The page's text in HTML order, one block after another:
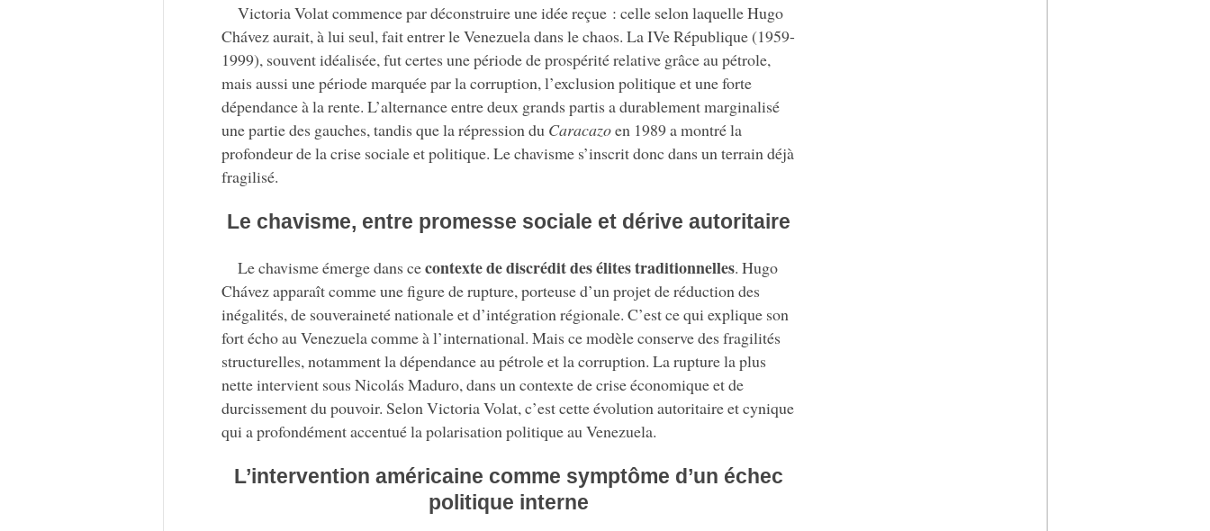
Victoria Volat commence par déconstruire une idée reçue : celle selon laquelle Hugo
Chávez aurait, à lui seul, fait entrer le Venezuela dans le chaos. La IVe République (1959-
1999), souvent idéalisée, fut certes une période de prospérité relative grâce au pétrole,
mais aussi une période marquée par la corruption, l’exclusion politique et une forte
dépendance à la rente. L’alternance entre deux grands partis a durablement marginalisé
une partie des gauches, tandis que la répression du Caracazoen 1989 a montré la
profondeur de la crise sociale et politique. Le chavisme s’inscrit donc dans un terrain déjà
fragilisé.
Le chavisme, entre promesse sociale et dérive autoritaire
Le chavisme émerge dans cecontexte de discrédit des élites traditionnelles. Hugo
Chávez apparaît comme une figure de rupture, porteuse d’un projet de réduction des
inégalités, de souveraineté nationale et d’intégration régionale. C’est ce qui explique son
fort écho au Venezuela comme à l’international. Mais ce modèle conserve des fragilités
structurelles, notamment la dépendance au pétrole et la corruption. La rupture la plus
nette intervient sous Nicolás Maduro, dans un contexte de crise économique et de
durcissement du pouvoir. Selon Victoria Volat, c’est cette évolution autoritaire et cynique
qui a profondément accentué la polarisation politique au Venezuela.
L’intervention américaine comme symptôme d’un échec
politique interne